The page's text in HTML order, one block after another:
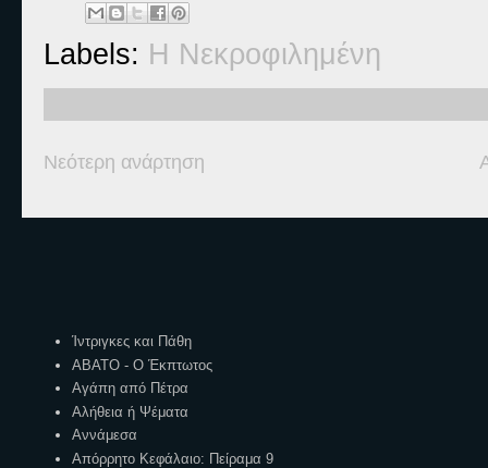
Labels: Η Νεκροφιλημένη
Νεότερη ανάρτηση
Ίντριγκες και Πάθη
ΑΒΑΤΟ - Ο Έκπτωτος
Αγάπη από Πέτρα
Αλήθεια ή Ψέματα
Αννάμεσα
Απόρρητο Κεφάλαιο: Πείραμα 9